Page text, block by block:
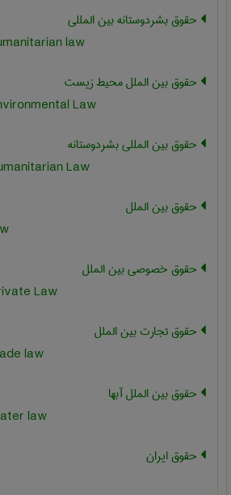
حقوق بشردوستانه بین المللی
law
حقوق بین الملل محیط زیست
Law
حقوق بین المللی بشردوستانه
Law
حقوق بین الملل
حقوق خصوصی بین الملل
Law
حقوق تجارت بین الملل
law
حقوق بین الملل آبها
law
حقوق ایران